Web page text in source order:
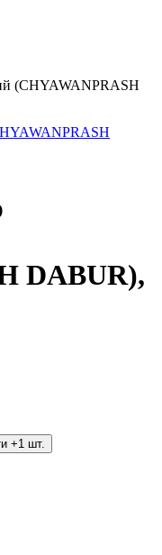
(CHYAWANPRASH
DABUR),
+1 шт.